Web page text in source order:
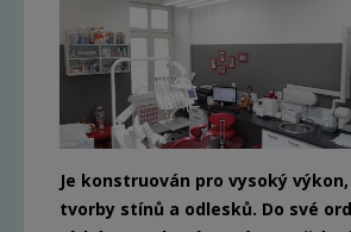
Je konstruován pro vysoký
tvorby stínů a odlesků. Do své